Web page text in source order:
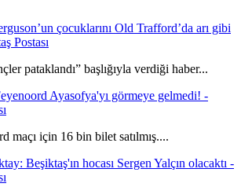
çocuklarını Old Trafford’da arı gibi
Postası
pataklandı” başlığıyla verdiği haber...
Ayasofya'yı görmeye gelmedi! -
maçı için 16 bin bilet satılmış....
Beşiktaş'ın hocası Sergen Yalçın olacaktı -